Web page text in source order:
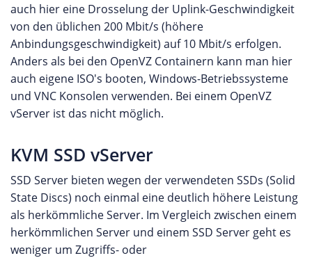
auch hier eine Drosselung der Uplink-Geschwindigkeit
von den üblichen 200 Mbit/s (höhere
Anbindungsgeschwindigkeit) auf 10 Mbit/s erfolgen.
Anders als bei den OpenVZ Containern kann man hier
auch eigene ISO's booten, Windows-Betriebssysteme
und VNC Konsolen verwenden. Bei einem OpenVZ
vServer ist das nicht möglich.
KVM SSD vServer
SSD Server bieten wegen der verwendeten SSDs (Solid
State Discs) noch einmal eine deutlich höhere Leistung
als herkömmliche Server. Im Vergleich zwischen einem
herkömmlichen Server und einem SSD Server geht es
weniger um Zugriffs- oder